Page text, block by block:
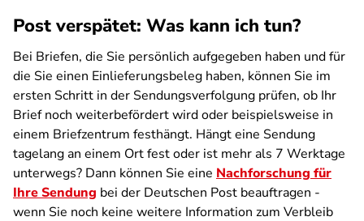
Post verspätet: Was kann ich tun?
Bei Briefen, die Sie persönlich aufgegeben haben und für
die Sie einen Einlieferungsbeleg haben, können Sie im
ersten Schritt in der Sendungsverfolgung prüfen, ob Ihr
Brief noch weiterbefördert wird oder beispielsweise in
einem Briefzentrum festhängt. Hängt eine Sendung
tagelang an einem Ort fest oder ist mehr als 7 Werktage
unterwegs? Dann können Sie eine Nachforschung für
Ihre Sendung bei der Deutschen Post beauftragen -
wenn Sie noch keine weitere Information zum Verbleib